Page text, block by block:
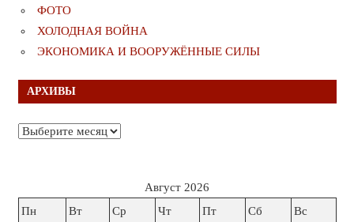
ФОТО
ХОЛОДНАЯ ВОЙНА
ЭКОНОМИКА И ВООРУЖЁННЫЕ СИЛЫ
АРХИВЫ
Архивы
Август 2026
Пн
Вт Ср Чт Пт Сб Вс